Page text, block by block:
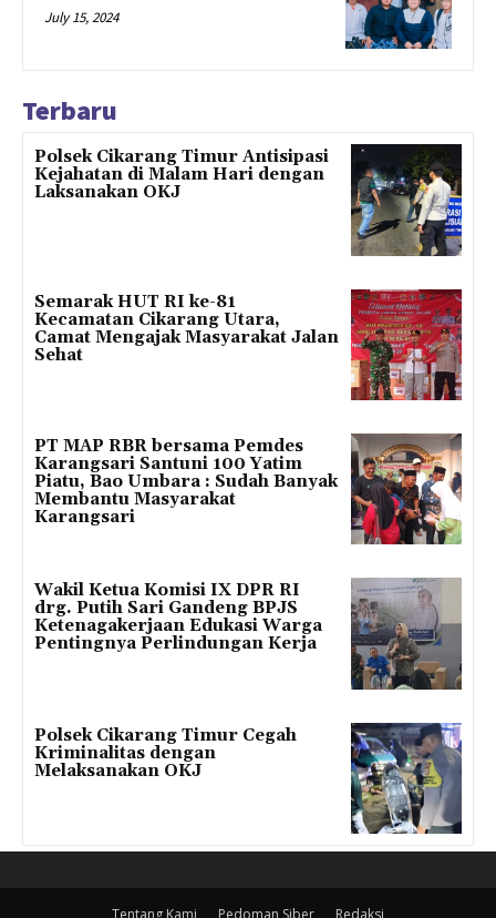
July 15, 2024
Terbaru
Polsek Cikarang Timur Antisipasi
Kejahatan di Malam Hari dengan
Laksanakan OKJ
Semarak HUT RI ke-81
Kecamatan Cikarang Utara,
Camat Mengajak Masyarakat Jalan
Sehat
PT MAP RBR bersama Pemdes
Karangsari Santuni 100 Yatim
Piatu, Bao Umbara : Sudah Banyak
Membantu Masyarakat
Karangsari
Wakil Ketua Komisi IX DPR RI
drg. Putih Sari Gandeng BPJS
Ketenagakerjaan Edukasi Warga
Pentingnya Perlindungan Kerja
Polsek Cikarang Timur Cegah
Kriminalitas dengan
Melaksanakan OKJ
Tentang Kami Pedoman Siber Redaksi